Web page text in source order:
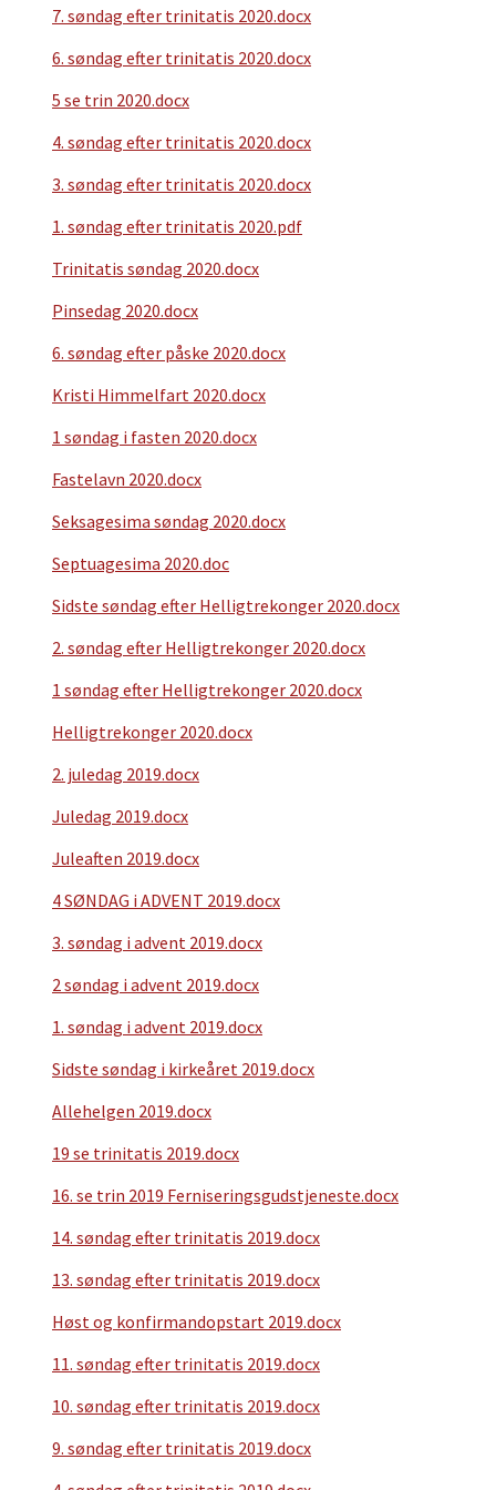
7. søndag efter trinitatis 2020.docx
6. søndag efter trinitatis 2020.docx
5 se trin 2020.docx
4. søndag efter trinitatis 2020.docx
3. søndag efter trinitatis 2020.docx
1. søndag efter trinitatis 2020.pdf
Trinitatis søndag 2020.docx
Pinsedag 2020.docx
6. søndag efter påske 2020.docx
Kristi Himmelfart 2020.docx
1 søndag i fasten 2020.docx
Fastelavn 2020.docx
Seksagesima søndag 2020.docx
Septuagesima 2020.doc
Sidste søndag efter Helligtrekonger 2020.docx
2. søndag efter Helligtrekonger 2020.docx
1 søndag efter Helligtrekonger 2020.docx
Helligtrekonger 2020.docx
2. juledag 2019.docx
Juledag 2019.docx
Juleaften 2019.docx
4 SØNDAG i ADVENT 2019.docx
3. søndag i advent 2019.docx
2 søndag i advent 2019.docx
1. søndag i advent 2019.docx
Sidste søndag i kirkeåret 2019.docx
Allehelgen 2019.docx
19 se trinitatis 2019.docx
16. se trin 2019 Ferniseringsgudstjeneste.docx
14. søndag efter trinitatis 2019.docx
13. søndag efter trinitatis 2019.docx
Høst og konfirmandopstart 2019.docx
11. søndag efter trinitatis 2019.docx
10. søndag efter trinitatis 2019.docx
9. søndag efter trinitatis 2019.docx